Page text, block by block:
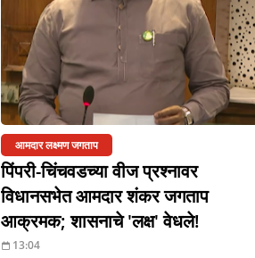
आमदार लक्ष्मण जगताप
पिंपरी-चिंचवडच्या वीज प्रश्नावर
विधानसभेत आमदार शंकर जगताप
आक्रमक; शासनाचे 'लक्ष' वेधले!
13:04